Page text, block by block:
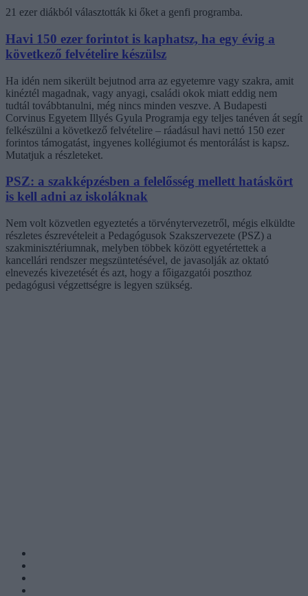
21 ezer diákból választották ki őket a genfi programba.
Havi 150 ezer forintot is kaphatsz, ha egy évig a
következő felvételire készülsz
Ha idén nem sikerült bejutnod arra az egyetemre vagy szakra, amit
kinéztél magadnak, vagy anyagi, családi okok miatt eddig nem
tudtál továbbtanulni, még nincs minden veszve. A Budapesti
Corvinus Egyetem Illyés Gyula Programja egy teljes tanéven át segít
felkészülni a következő felvételire – ráadásul havi nettó 150 ezer
forintos támogatást, ingyenes kollégiumot és mentorálást is kapsz.
Mutatjuk a részleteket.
PSZ: a szakképzésben a felelősség mellett hatáskört
is kell adni az iskoláknak
Nem volt közvetlen egyeztetés a törvénytervezetről, mégis elküldte
részletes észrevételeit a Pedagógusok Szakszervezete (PSZ) a
szakminisztériumnak, melyben többek között egyetértettek a
kancellári rendszer megszüntetésével, de javasolják az oktató
elnevezés kivezetését és azt, hogy a főigazgatói poszthoz
pedagógusi végzettségre is legyen szükség.